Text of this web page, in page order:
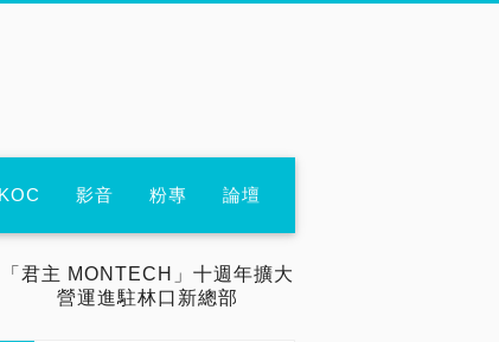
影音 粉專 論壇
「君主 MONTECH」十週年擴大
營運進駐林口新總部